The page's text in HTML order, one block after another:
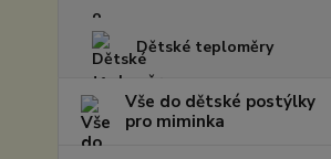
Dětské teploměry
Vše do dětské postýlky
pro miminka